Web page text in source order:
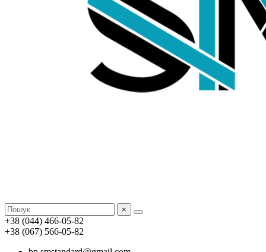
×
+38 (044) 466-05-82
+38 (067) 566-05-82